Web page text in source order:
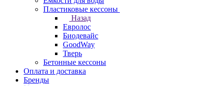
Пластиковые кессоны
Назад
Евролос
Биодевайс
GoodWay
Тверь
Бетонные кессоны
Оплата и доставка
Бренды